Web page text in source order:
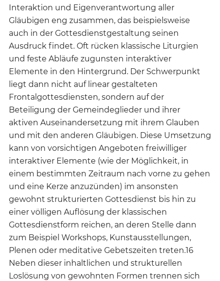
Interaktion und Eigenverantwortung aller
Gläubigen eng zusammen, das beispielsweise
auch in der Gottesdienstgestaltung seinen
Ausdruck findet. Oft rücken klassische Liturgien
und feste Abläufe zugunsten interaktiver
Elemente in den Hintergrund. Der Schwerpunkt
liegt dann nicht auf linear gestalteten
Frontalgottesdiensten, sondern auf der
Beteiligung der Gemeindeglieder und ihrer
aktiven Auseinandersetzung mit ihrem Glauben
und mit den anderen Gläubigen. Diese Umsetzung
kann von vorsichtigen Angeboten freiwilliger
interaktiver Elemente (wie der Möglichkeit, in
einem bestimmten Zeitraum nach vorne zu gehen
und eine Kerze anzuzünden) im ansonsten
gewohnt strukturierten Gottesdienst bis hin zu
einer völligen Auflösung der klassischen
Gottesdienstform reichen, an deren Stelle dann
zum Beispiel Workshops, Kunstausstellungen,
Plenen oder meditative Gebetszeiten treten.16
Neben dieser inhaltlichen und strukturellen
Loslösung von gewohnten Formen trennen sich